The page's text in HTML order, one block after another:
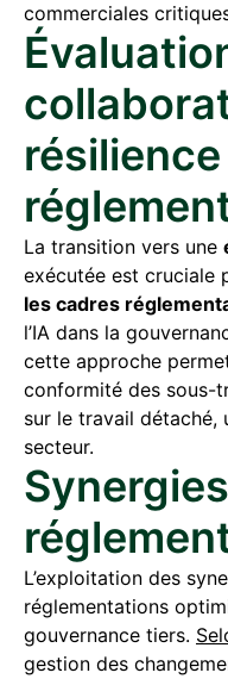
commerciales
résilience
La transition vers une
exécutée est cruciale
les cadres
l’IA dans la
cette approche
conformité des sous-
sur le travail détaché,
secteur.
Synergies
L’exploitation des
réglementations
gouvernance tiers.
gestion des